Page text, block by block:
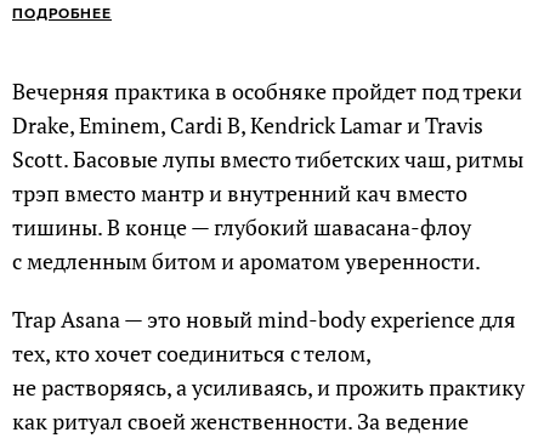
ПОДРОБНЕЕ
Вечерняя практика в особняке пройдет под треки
Drake, Eminem, Cardi B, Kendrick Lamar и Travis
Scott. Басовые лупы вместо тибетских чаш, ритмы
трэп вместо мантр и внутренний кач вместо
тишины. В конце — глубокий шавасана-флоу
с медленным битом и ароматом уверенности.
Trap Asana — это новый mind-body experience для
тех, кто хочет соединиться с телом,
не растворяясь, а усиливаясь, и прожить практику
как ритуал своей женственности. За ведение